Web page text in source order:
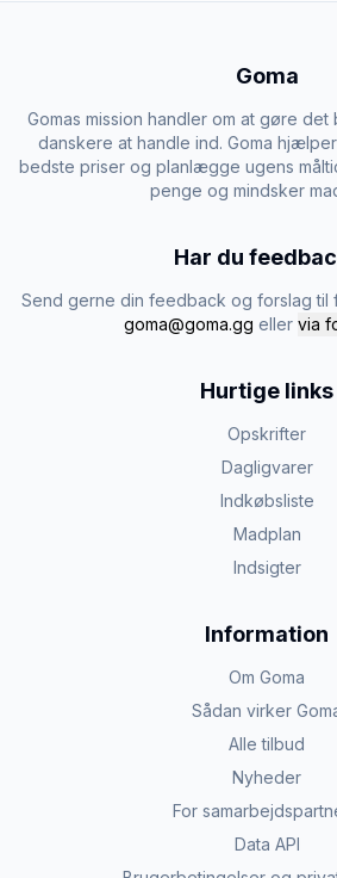
Goma
Gomas mission handler om at gøre
danskere at handle ind. Goma
bedste priser og planlægge ugens
penge og mindsker
Har du
Send gerne din feedback og forslag til
goma@goma.gg eller via
Hurtige links
Opskrifter
Dagligvarer
Indkøbsliste
Madplan
Indsigter
Information
Om Goma
Sådan virker
Alle tilbud
Nyheder
For
Data API